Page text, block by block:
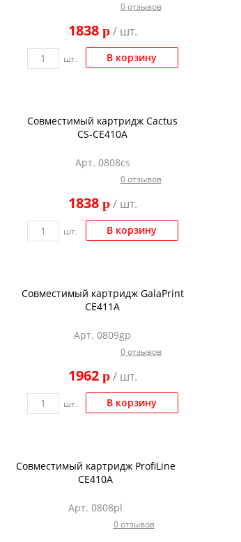
0 отзывов
1838 p/ шт.
шт. В корзину
Совместимый картридж Cactus
CS-CE410A
Арт. 0808cs
0 отзывов
1838 p/ шт.
шт. В корзину
Совместимый картридж GalaPrint
CE411A
Арт. 0809gp
0 отзывов
1962 p/ шт.
шт. В корзину
Совместимый картридж ProfiLine
CE410A
Арт. 0808pl
0 отзывов